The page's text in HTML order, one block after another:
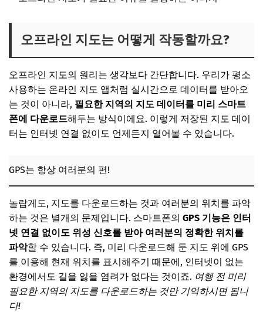
오프라인 지도는 어떻게 작동할까요?
오프라인 지도의 원리는 생각보다 간단합니다. 우리가 평소
사용하는 온라인 지도 앱처럼 실시간으로 데이터를 받아오
는 것이 아니라, 필요한 지역의 지도 데이터를 미리 스마트
폰에 다운로드해두는 방식이에요. 이렇게 저장된 지도 데이
터는 인터넷 연결 없이도 언제든지 열어볼 수 있습니다.
GPS는 항상 여러분의 편!
놀랍게도, 지도를 다운로드하는 것과 여러분의 위치를 파악
하는 것은 별개의 문제입니다. 스마트폰의 GPS 기능은 인터
넷 연결 없이도 위성 신호를 받아 여러분의 정확한 위치를
파악할 수 있습니다. 즉, 미리 다운로드해 둔 지도 위에 GPS
를 이용해 현재 위치를 표시해주기 때문에, 인터넷이 없는
환경에서도 길을 잃을 염려가 없다는 것이죠. 여행 전 미리
필요한 지역의 지도를 다운로드하는 것만 기억하시면 됩니
다!